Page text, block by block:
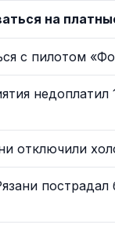
на
с пилотом
недоплатил
отключили
пострадал